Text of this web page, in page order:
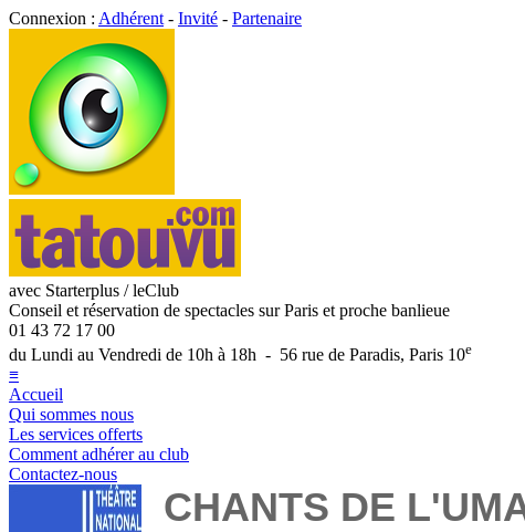
Connexion : Adhérent - Invité - Partenaire
avec Starterplus / leClub
Conseil et réservation de spectacles sur Paris et proche banlieue
01 43 72 17 00
du Lundi au Vendredi de 10h à 18h - 56 rue de Paradis, Paris 10e
≡
Accueil
Qui sommes nous
Les services offerts
Comment adhérer au club
Contactez-nous
CHANTS DE